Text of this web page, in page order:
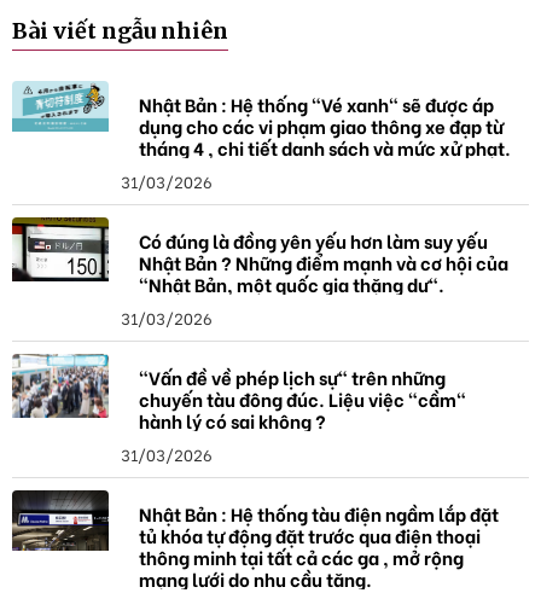
Bài viết ngẫu nhiên
Nhật Bản : Hệ thống "Vé xanh" sẽ được áp
dụng cho các vi phạm giao thông xe đạp từ
tháng 4 , chi tiết danh sách và mức xử phạt.
31/03/2026
Có đúng là đồng yên yếu hơn làm suy yếu
Nhật Bản ? Những điểm mạnh và cơ hội của
"Nhật Bản, một quốc gia thặng dư".
31/03/2026
"Vấn đề về phép lịch sự" trên những
chuyến tàu đông đúc. Liệu việc "cầm"
hành lý có sai không ?
31/03/2026
Nhật Bản : Hệ thống tàu điện ngầm lắp đặt
tủ khóa tự động đặt trước qua điện thoại
thông minh tại tất cả các ga , mở rộng
mạng lưới do nhu cầu tăng.